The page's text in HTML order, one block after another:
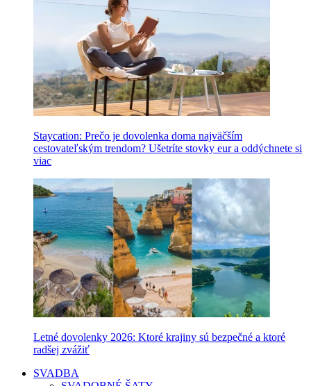
Staycation: Prečo je dovolenka doma najväčším
cestovateľským trendom? Ušetríte stovky eur a oddýchnete si
viac
Letné dovolenky 2026: Ktoré krajiny sú bezpečné a ktoré
radšej zvážiť
SVADBA